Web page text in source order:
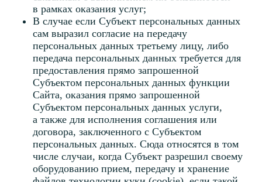
при нарушении их прав либо угрозе
нарушения их прав, включая нарушение
Лицам, обеспечивающим доступ
пользователей к Ресурсам.
10. Трансграничная передача данных
10.1 Оператор не осуществляет трансграничную
передачу персональных данных на территории
иностранных государств, не обеспечивающих
адекватную защиту прав субъектов персональных
данных. В случае возникновения такой
необходимости (например, использование
зарубежных хостинг-провайдеров или сервисов
аналитики), передача будет осуществляться
только при наличии письменного согласия
субъекта ПДн или в иных случаях, прямо
предусмотренных федеральным законом.